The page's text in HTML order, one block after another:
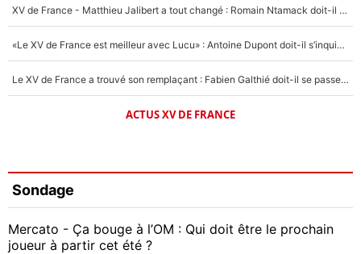
XV de France - Matthieu Jalibert a tout changé : Romain Ntamack doit-il s’inquiéter pour sa place à un an de la Coupe du monde ?
«Le XV de France est meilleur avec Lucu» : Antoine Dupont doit-il s’inquiéter pour sa place ?
Le XV de France a trouvé son remplaçant : Fabien Galthié doit-il se passer d'Antoine Dupont ?
ACTUS XV DE FRANCE
Sondage
Mercato - Ça bouge à l’OM : Qui doit être le prochain
joueur à partir cet été ?